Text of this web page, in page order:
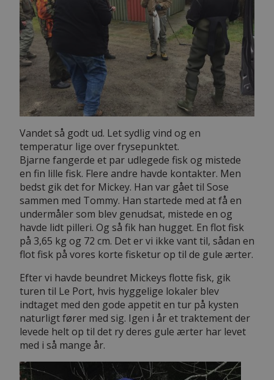
Vandet så godt ud. Let sydlig vind og en
temperatur lige over frysepunktet.
Bjarne fangerde et par udlegede fisk og mistede
en fin lille fisk. Flere andre havde kontakter. Men
bedst gik det for Mickey. Han var gået til Sose
sammen med Tommy. Han startede med at få en
undermåler som blev genudsat, mistede en og
havde lidt pilleri. Og så fik han hugget. En flot fisk
på 3,65 kg og 72 cm. Det er vi ikke vant til, sådan en
flot fisk på vores korte fisketur op til de gule ærter.
Efter vi havde beundret Mickeys flotte fisk, gik
turen til Le Port, hvis hyggelige lokaler blev
indtaget med den gode appetit en tur på kysten
naturligt fører med sig. Igen i år et traktement der
levede helt op til det ry deres gule ærter har levet
med i så mange år.